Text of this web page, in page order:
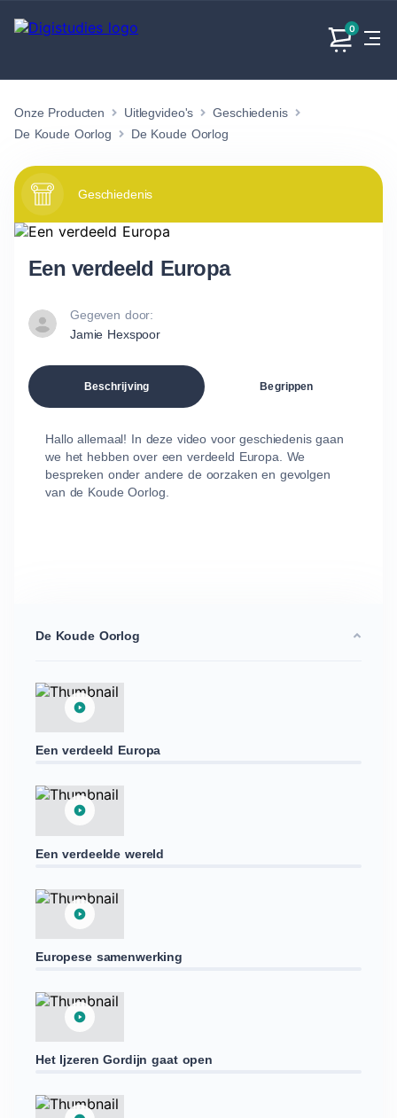
0
Exacte
vakken
vakken.
Taalvakken
Geen
vakken.
Maatschappijvakken
Geen vakken.
Producten
Onze Producten Uitlegvideo's
Geschiedenis
De Koude Oorlog
De Koude Oorlog
Geschiedenis
Een verdeeld Europa
Gegeven door:
Jamie Hexspoor
Beschrijving Begrippen
Hallo allemaal! In deze video voor geschiedenis gaan
we het hebben over een verdeeld Europa. We
bespreken onder andere de oorzaken en gevolgen
van de Koude Oorlog.
De Koude Oorlog
Een verdeeld Europa
Een verdeelde wereld
Europese samenwerking
Het Ijzeren Gordijn gaat open